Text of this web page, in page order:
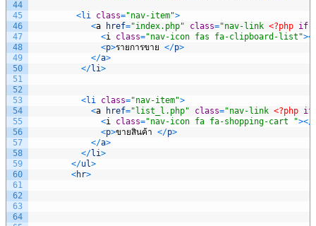
44
45
46
47
48
49
50
51
52
53
54
55
56
57
58
59
60
61
62
63
64
<li class="nav-item">
<a href="index.php" class="nav-link <?php if
<i class="nav-icon fas fa-clipboard-list"><
<p>รายการขาย </p>
</a>
</li>
<li class="nav-item">
<a href="list_l.php" class="nav-link <?php if
<i class="nav-icon fa fa-shopping-cart "></
<p>ขายสินค้า </p>
</a>
</li>
</ul>
<hr>